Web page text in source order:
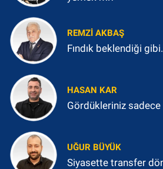
REMZI AKBAŞ
Fındık beklendiği
HASAN KAR
Gördükleriniz
UĞUR BÜYÜK
Siyasette transfer